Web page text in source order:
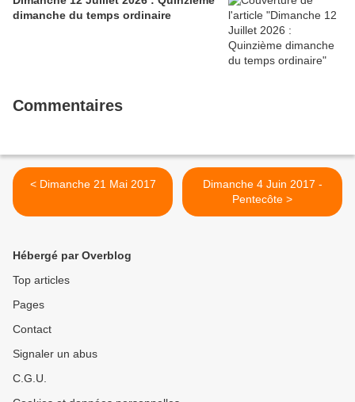
dimanche du temps ordinaire
Commentaires
< Dimanche 21 Mai 2017
Dimanche 4 Juin 2017 -
Pentecôte >
Hébergé par Overblog
Top articles
Pages
Contact
Signaler un abus
C.G.U.